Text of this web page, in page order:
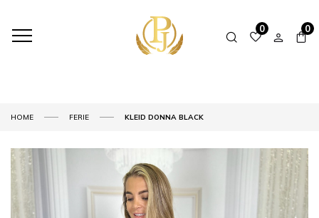
0 0
HOME FERIE KLEID DONNA BLACK